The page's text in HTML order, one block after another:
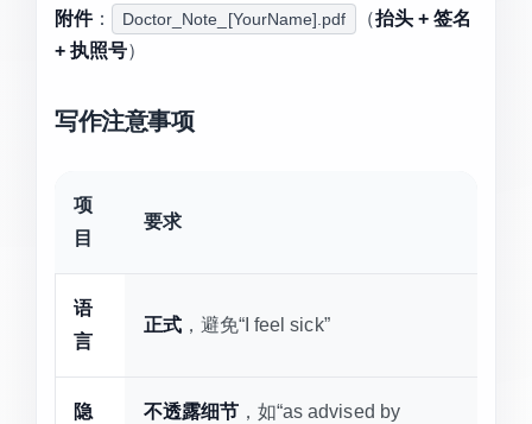
附件 ： Doctor_Note_[YourName].pdf （抬头 + 签名
+ 执照号）
写作注意事项
项
目
要求
语
言
正式 ，避免“I feel sick”
隐
不透露细节 ，如“as advised by